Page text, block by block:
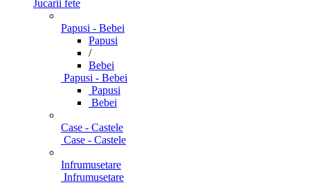
Jucarii fete
Papusi - Bebei
Papusi
/
Bebei
Papusi - Bebei
Papusi
Bebei
Case - Castele
Case - Castele
Infrumusetare
Infrumusetare